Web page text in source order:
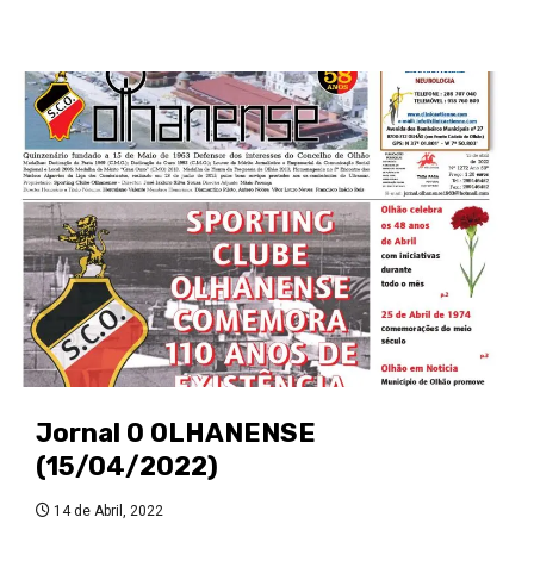
Jornal O OLHANENSE
(15/04/2022)
14 de Abril, 2022